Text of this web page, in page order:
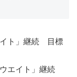
イト」継続 目標
エイト」継続